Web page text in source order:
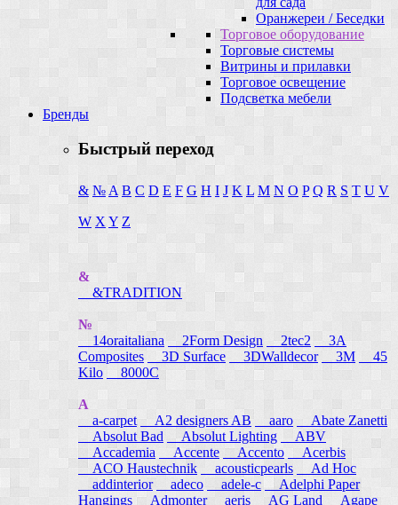
Оранжереи / Беседки
Торговое оборудование
Торговые системы
Витрины и прилавки
Торговое освещение
Подсветка мебели
Бренды
Быстрый переход
& № A B C D E F G H I J K L M N O P Q R S T U V
W X Y Z
&
&TRADITION
№
14oraitaliana
2Form Design 2tec2
3A
Composites
3D Surface 3DWalldecor 3M
45
Kilo
8000C
A
a-carpet
A2 designers AB aaro
Abate Zanetti
Absolut Bad
Absolut Lighting
ABV
Accademia
Accente Accento
Acerbis
ACO Haustechnik
acousticpearls
Ad Hoc
addinterior
adeco adele-c
Adelphi Paper
Hangings Admonter aeris AG Land Agape